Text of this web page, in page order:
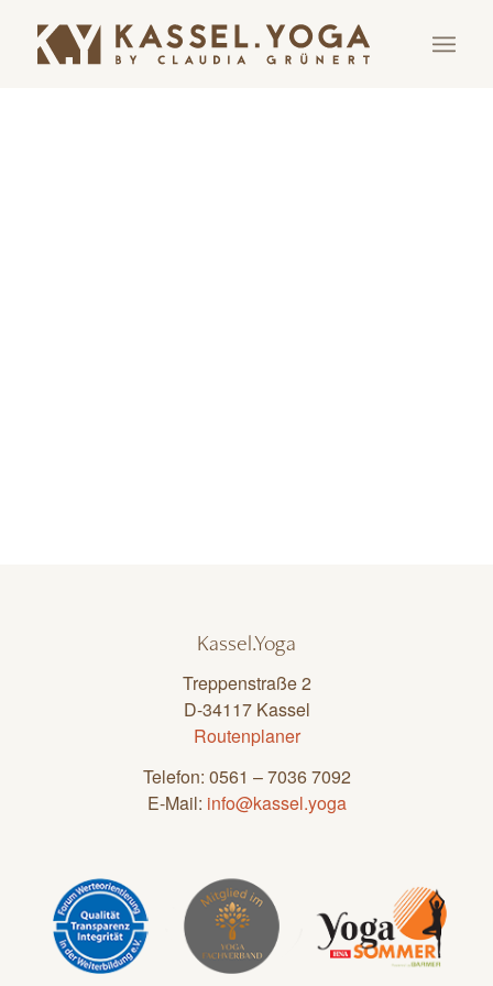
Kassel.Yoga
Treppenstraße 2
D-34117 Kassel
Routenplaner
Telefon: 0561 – 7036 7092
E-Mail: info@kassel.yoga